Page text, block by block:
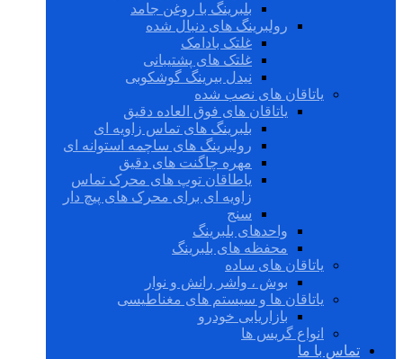
بلبرینگ با روغن جامد
رولبرینگ های دنبال شده
غلتک بادامک
غلتک های پشتیبانی
نیدل بیرینگ گوشکوبی
یاتاقان های نصب شده
یاتاقان های فوق العاده دقیق
بلبرینگ های تماس زاویه ای
رولبرینگ های ساچمه استوانه ای
مهره چاگنت های دقیق
یاطاقان توپ های محرک تماس
زاویه ای برای محرک های پیچ دار
سنج
واحدهای بلبرینگ
محفظه های بلبرینگ
یاتاقان های ساده
بوش ، واشر رانش و نوار
یاتاقان ها و سیستم های مغناطیسی
بازاریابی خودرو
انواع گریس ها
تماس با ما